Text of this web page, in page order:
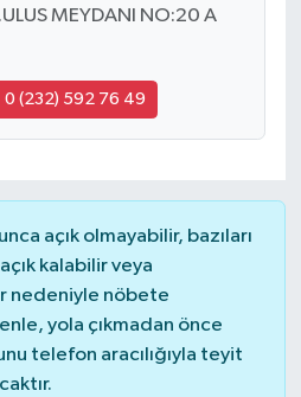
MEYDANI NO:20 A
0 (232) 592 76 49
açık olmayabilir, bazıları
kalabilir veya
nedeniyle nöbete
yola çıkmadan önce
telefon aracılığıyla teyit